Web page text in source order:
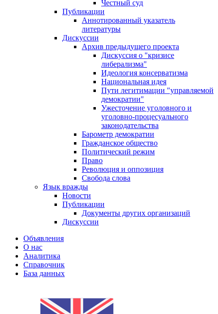
Честный суд
Публикации
Аннотированный указатель
литературы
Дискуссии
Архив предыдущего проекта
Дискуссия о "кризисе
либерализма"
Идеология консерватизма
Национальная идея
Пути легитимации "управляемой
демократии"
Ужесточение уголовного и
уголовно-процесуального
законодательства
Барометр демократии
Гражданское общество
Политический режим
Право
Революция и оппозиция
Свобода слова
Язык вражды
Новости
Публикации
Документы других организаций
Дискуссии
Объявления
О нас
Аналитика
Справочник
База данных